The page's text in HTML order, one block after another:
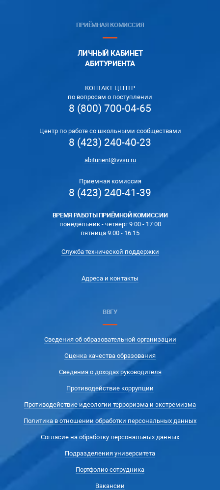
ПРИЁМНАЯ КОМИССИЯ
ЛИЧНЫЙ КАБИНЕТ
АБИТУРИЕНТА
КОНТАКТ ЦЕНТР
по вопросам о поступлении
8 (800) 700-04-65
Центр по работе со школьными сообществами
8 (423) 240-40-23
abiturient@vvsu.ru
Приемная комиссия
8 (423) 240-41-39
ВРЕМЯ РАБОТЫ ПРИЁМНОЙ КОМИССИИ
понедельник - четверг 9:00 - 17:00
пятница 9:00 - 16:15
Служба технической поддержки
Адреса и контакты
ВВГУ
Сведения об образовательной организации
Оценка качества образования
Сведения о доходах руководителя
Противодействие коррупции
Противодействие идеологии терроризма и экстремизма
Политика в отношении обработки персональных данных
Согласие на обработку персональных данных
Подразделения университета
Портфолио сотрудника
Вакансии